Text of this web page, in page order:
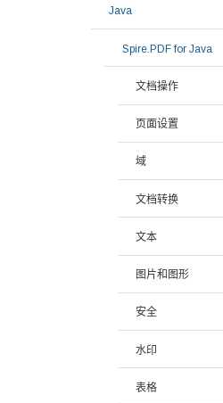
Java
Spire.PDF for Java
文档操作
页面设置
域
文档转换
文本
图片和图形
安全
水印
表格